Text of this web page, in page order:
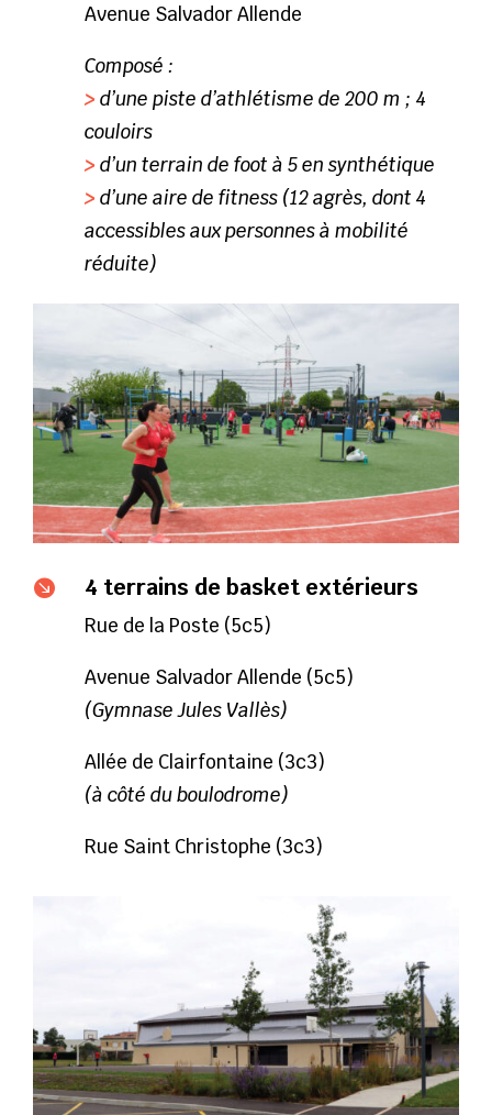
Avenue Salvador Allende
Composé :
> d’une piste d’athlétisme de 200 m ; 4
couloirs
> d’un terrain de foot à 5 en synthétique
> d’une aire de fitness (12 agrès, dont 4
accessibles aux personnes à mobilité
réduite)
 4 terrains de basket extérieurs
Rue de la Poste (5c5)
Avenue Salvador Allende (5c5)
(Gymnase Jules Vallès)
Allée de Clairfontaine (3c3)
(à côté du boulodrome)
Rue Saint Christophe (3c3)